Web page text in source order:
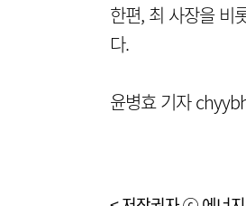
한편, 최 사장을 비
다.
윤병효 기자